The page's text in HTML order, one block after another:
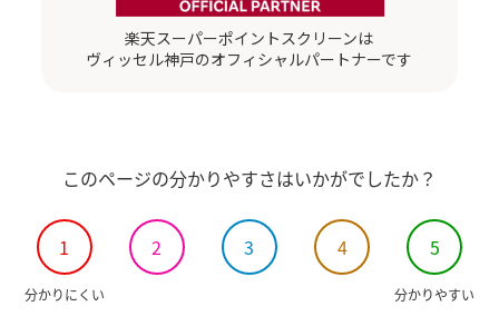
楽天スーパーポイントスクリーンは
ヴィッセル神戸のオフィシャルパートナーです
このページの分かりやすさはいかがでしたか？
1 2 3 4 5
分かりにくい 分かりやすい